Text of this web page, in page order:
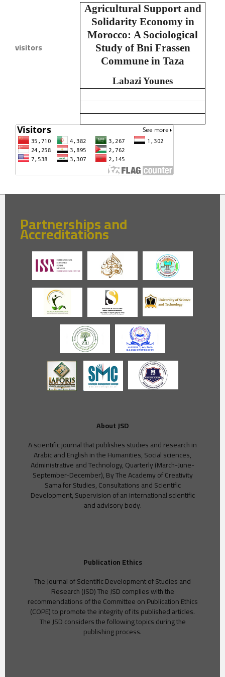
Agricultural Support and
Solidarity Economy in
Morocco: A Sociological
Study of Bni Frassen
Commune in Taza
Labazi Younes
visitors
Partnerships and
Accreditations
About JSD
A scientific journal that publishes studies and research in
Arabic and English in the Humanities, Social sciences,
Administrative and Technology, Quarterly (March-June-
September-December), By The Academy of Creativity
Sama for Studies, Consultations and Scientific
Development, Supervision of an international scientific
and advisory body.
Publication Ethics
The Journal of Scientific Development of Studies and
Research (JSD) The JSD complies with the
recommendations of the Committee on Publication Ethics
(COPE) to promote the integrity of its published articles.
The JSD considers the following topics during the
publishing process.